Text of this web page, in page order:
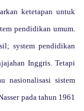
ketetapan untuk
pendidikan umum.
system pendidikan
Inggris. Tetapi
nasionalisasi sistem
pada tahun 1961